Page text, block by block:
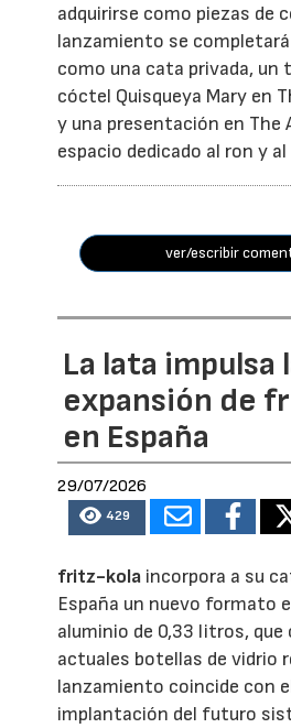
adquirirse como piezas de
lanzamiento se
como una cata privada, un
cóctel Quisqueya Mary en
y una presentación en The
espacio dedicado al ron y al
ver/escribir
La lata impulsa
expansión de
en España
29/07/2026
429
fritz-kola incorpora a su
España un nuevo formato
aluminio de 0,33 litros,
actuales botellas de vidrio
lanzamiento coincide con
implantación del futuro